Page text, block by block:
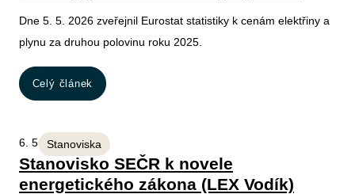
Dne 5. 5. 2026 zveřejnil Eurostat statistiky k cenám elektřiny a
plynu za druhou polovinu roku 2025.
Celý článek
Stanoviska
6. 5. 2026
Stanovisko SEČR k novele
energetického zákona (LEX Vodík)